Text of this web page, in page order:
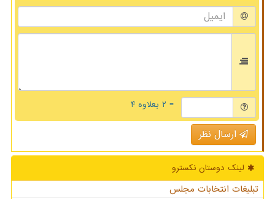
= ۲ بعلاوه ۴
ارسال نظر
لینک دوستان نكسترو
تبلیغات انتخابات مجلس